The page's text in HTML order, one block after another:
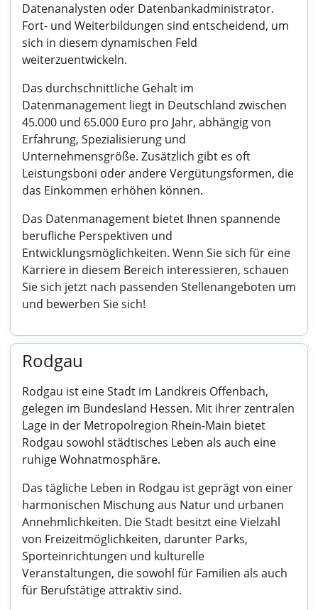
Datenanalysten oder Datenbankadministrator.
Fort- und Weiterbildungen sind entscheidend, um
sich in diesem dynamischen Feld
weiterzuentwickeln.
Das durchschnittliche Gehalt im
Datenmanagement liegt in Deutschland zwischen
45.000 und 65.000 Euro pro Jahr, abhängig von
Erfahrung, Spezialisierung und
Unternehmensgröße. Zusätzlich gibt es oft
Leistungsboni oder andere Vergütungsformen, die
das Einkommen erhöhen können.
Das Datenmanagement bietet Ihnen spannende
berufliche Perspektiven und
Entwicklungsmöglichkeiten. Wenn Sie sich für eine
Karriere in diesem Bereich interessieren, schauen
Sie sich jetzt nach passenden Stellenangeboten um
und bewerben Sie sich!
Rodgau
Rodgau ist eine Stadt im Landkreis Offenbach,
gelegen im Bundesland Hessen. Mit ihrer zentralen
Lage in der Metropolregion Rhein-Main bietet
Rodgau sowohl städtisches Leben als auch eine
ruhige Wohnatmosphäre.
Das tägliche Leben in Rodgau ist geprägt von einer
harmonischen Mischung aus Natur und urbanen
Annehmlichkeiten. Die Stadt besitzt eine Vielzahl
von Freizeitmöglichkeiten, darunter Parks,
Sporteinrichtungen und kulturelle
Veranstaltungen, die sowohl für Familien als auch
für Berufstätige attraktiv sind.